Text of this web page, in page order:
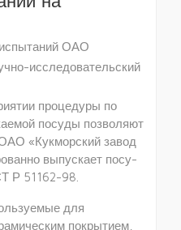
ОАО
исследовательский
процедуры по
посуды позволяют
«Кукморский завод
выпускает посу­
Р 51162-98.
для
покрытием,